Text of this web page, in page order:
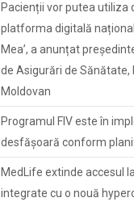
Pacienții vor putea utiliza
platforma digitală
Mea’, a anunțat
de Asigurări de Sănătate,
Moldovan
Programul FIV este în
desfășoară conform
MedLife extinde accesul
integrate cu o nouă